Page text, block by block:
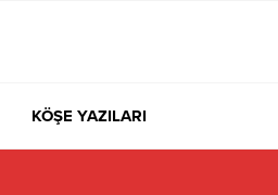
KÖŞE YAZILARI